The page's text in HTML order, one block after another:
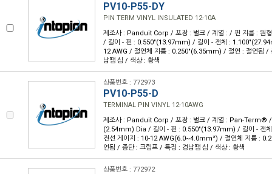
PV10-P55-DY
PIN TERM VINYL INSULATED 12-10A
제조사 : Panduit Corp / 포장 : 벌크 / 계열 : / 핀 지름 : 원
/ 길이 - 핀 : 0.550"(13.97mm) / 길이 - 전체 :
12 AWG / 절연체 지름 : 0.250"(6.35mm) / 절연 : 절연됨 /
납땜 심 / 색상 : 황색
상품번호 : 772973
PV10-P55-D
TERMINAL PIN VINYL 12-10AWG
제조사 : Panduit Corp / 포장 : 벌크 / 계열 : Pan-Term® /
(2.54mm) Dia / 길이 - 핀 : 0.550"(13.97mm) / 길이 - 전
전선 게이지 : 10-12 AWG(6.0~4.0mm²) / 절연체 지름 :
연됨 / 종단 : 크림프 / 특징 : 경납땜 심 / 색상 : 황색
상품번호 : 772972